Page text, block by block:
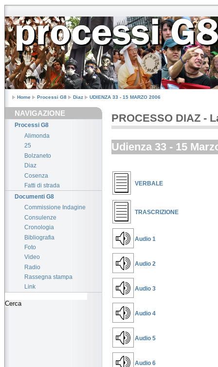
Home Processi G8 Diaz UDIENZA 33 - 15 MARZO 2006
NAVIGAZIONE
Processi G8
Alimonda
25
Bolzaneto
Diaz
Cosenza
Fatti di strada
Documenti G8
Commissione Indagine
Consulenze
Cronologia
Bibliografia
Foto
Video
Radio
Rassegna stampa
Link
PROCESSO DIAZ -
Udienza 33 - 15
VERBALE
TRASCRIZIONE
Audio 1
Audio 2
Audio 3
Audio 4
Audio 5
Audio 6